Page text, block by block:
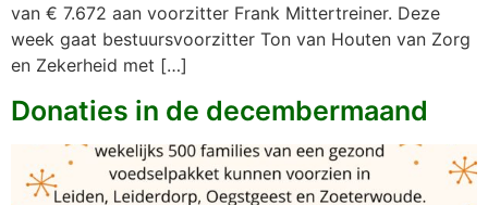
van € 7.672 aan voorzitter Frank Mittertreiner. Deze
week gaat bestuursvoorzitter Ton van Houten van Zorg
en Zekerheid met […]
Donaties in de decembermaand